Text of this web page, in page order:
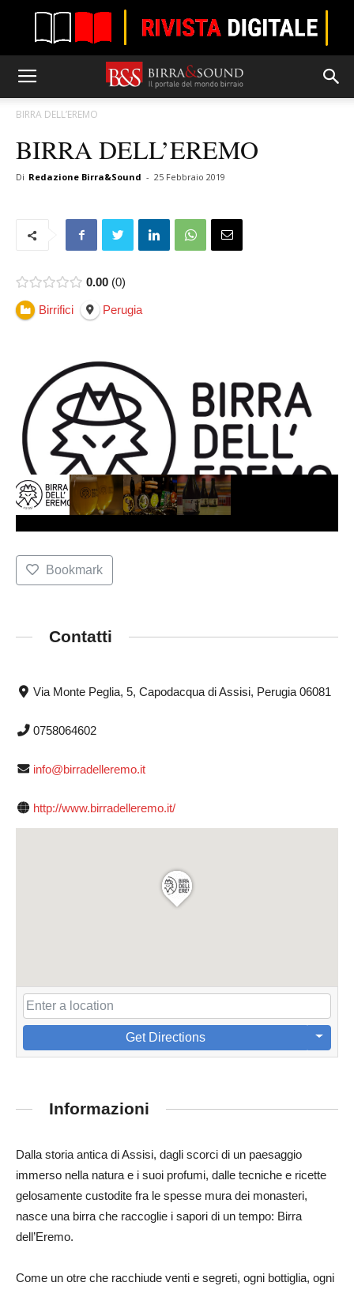
BIRRA DELL’EREMO
BIRRA DELL’EREMO
Di Redazione Birra&Sound - 25 Febbraio 2019
0.00 0
Birrifici Perugia
Bookmark
Contatti
Via Monte Peglia, 5, Capodacqua di Assisi, Perugia 06081
0758064602
info@birradelleremo.it
http://www.birradelleremo.it/
Get Directions
Informazioni
Dalla storia antica di Assisi, dagli scorci di un paesaggio
immerso nella natura e i suoi profumi, dalle tecniche e ricette
gelosamente custodite fra le spesse mura dei monasteri,
nasce una birra che raccoglie i sapori di un tempo: Birra
dell’Eremo.
Come un otre che racchiude venti e segreti, ogni bottiglia, ogni